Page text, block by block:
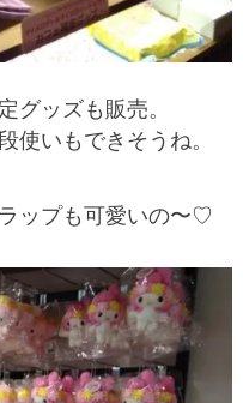
グッズも販売。
使いもできそうね。
ップも可愛いの〜♡